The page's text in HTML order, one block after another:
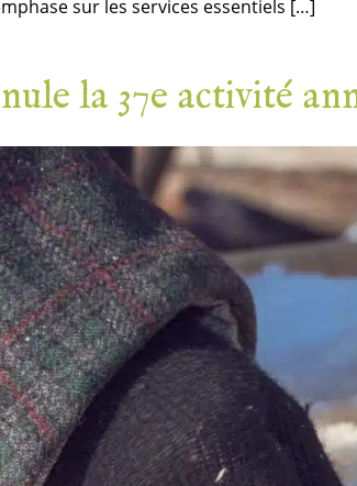
sur les services essentiels […]
la 37e activité